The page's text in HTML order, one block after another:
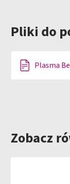
Pliki do
Plasma
Zobacz